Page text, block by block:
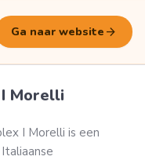
Ga naar website arrow_forward
Morelli
I Morelli is een